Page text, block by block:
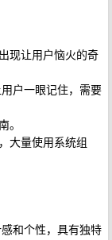
现让用户恼火的奇
户一眼记住，需要
。
，大量使用系统组
和个性，具有独特